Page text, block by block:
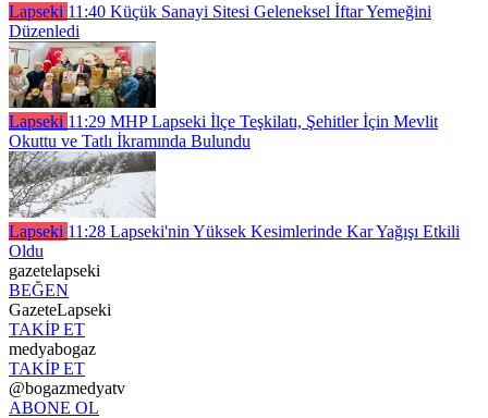
Lapseki 11:40 Küçük Sanayi Sitesi Geleneksel İftar Yemeğini
Düzenledi
Lapseki 11:29 MHP Lapseki İlçe Teşkilatı, Şehitler İçin Mevlit
Okuttu ve Tatlı İkramında Bulundu
Lapseki 11:28 Lapseki'nin Yüksek Kesimlerinde Kar Yağışı Etkili
Oldu
gazetelapseki
BEĞEN
GazeteLapseki
TAKİP ET
medyabogaz
TAKİP ET
@bogazmedyatv
ABONE OL